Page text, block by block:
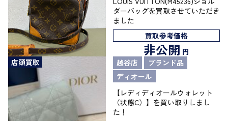
ダーバッグを買取させていただき
ました
買取参考価格
非公開 円
店頭買取
越谷店
ブランド品
ディオール
【レディディオールウォレット
（状態C）】を買い取りしまし
た！